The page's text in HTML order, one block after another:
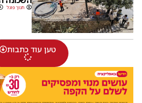
חנוך פוגל
טען עוד כתבות